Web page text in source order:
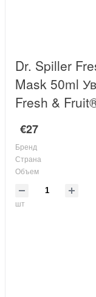
Dr. Spiller
Mask 50ml
Fresh &
€27
Бренд
Страна
Объем
шт